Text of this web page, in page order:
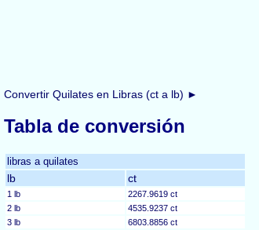
Convertir Quilates en Libras (ct a lb) ►
Tabla de conversión
libras a quilates
lb ct
1 lb
2267.9619 ct
2 lb
4535.9237 ct
3 lb
6803.8856 ct